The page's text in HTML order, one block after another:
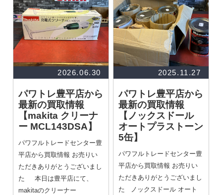
電化製品(40)
その他建築資材(113)
半端電線(40)
マイナーケーブル
CVTケーブル
(25)
同軸ケーブル(11)
エコケーブル(3)
2026.06.30
パワトレ豊平店から
最新の買取情報
【makita クリーナ
ー MCL143DSA】
パワフルトレードセンター豊
平店から買取情報 お売りい
ただきありがとうございまし
た 本日は豊平店にて、
makitaのクリーナー
2025.11.27
パワトレ豊平店から
最新の買取情報
【ノックスドール
オートプラストーン
5缶】
パワフルトレードセンター豊
平店から買取情報 お売りい
ただきありがとうございまし
た ノックスドール オート